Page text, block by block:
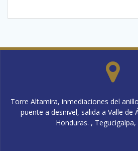
Torre Altamira, inmediaciones del
puente a desnivel, salida a Valle de
Honduras. ,